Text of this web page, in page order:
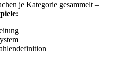
je Kategorie gesammelt –